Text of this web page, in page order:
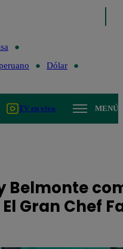
Dólar
TV en vivo MENÚ
Belmonte
Gran Chef